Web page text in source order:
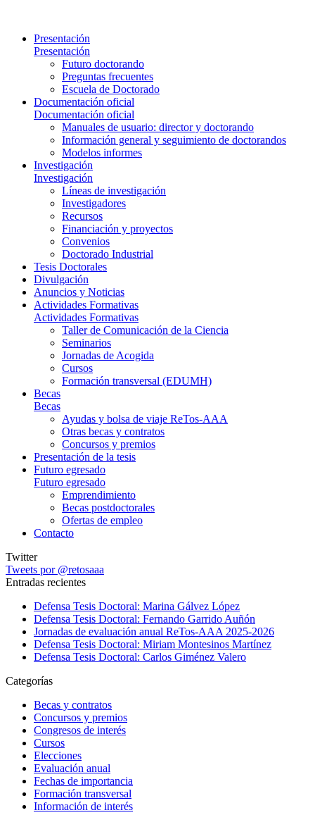
Presentación
Presentación
Futuro doctorando
Preguntas frecuentes
Escuela de Doctorado
Documentación oficial
Documentación oficial
Manuales de usuario: director y doctorando
Información general y seguimiento de doctorandos
Modelos informes
Investigación
Investigación
Líneas de investigación
Investigadores
Recursos
Financiación y proyectos
Convenios
Doctorado Industrial
Tesis Doctorales
Divulgación
Anuncios y Noticias
Actividades Formativas
Actividades Formativas
Taller de Comunicación de la Ciencia
Seminarios
Jornadas de Acogida
Cursos
Formación transversal (EDUMH)
Becas
Becas
Ayudas y bolsa de viaje ReTos-AAA
Otras becas y contratos
Concursos y premios
Presentación de la tesis
Futuro egresado
Futuro egresado
Emprendimiento
Becas postdoctorales
Ofertas de empleo
Contacto
Twitter
Tweets por @retosaaa
Entradas recientes
Defensa Tesis Doctoral: Marina Gálvez López
Defensa Tesis Doctoral: Fernando Garrido Auñón
Jornadas de evaluación anual ReTos-AAA 2025-2026
Defensa Tesis Doctoral: Miriam Montesinos Martínez
Defensa Tesis Doctoral: Carlos Giménez Valero
Categorías
Becas y contratos
Concursos y premios
Congresos de interés
Cursos
Elecciones
Evaluación anual
Fechas de importancia
Formación transversal
Información de interés